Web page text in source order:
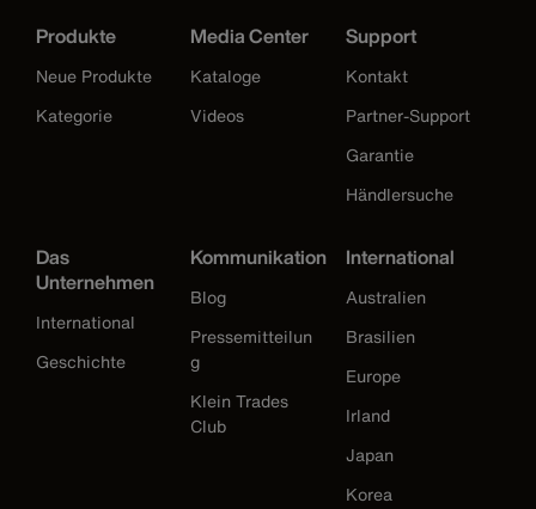
Produkte
Neue Produkte
Kategorie
Media Center
Kataloge
Videos
Support
Kontakt
Partner-Support
Garantie
Händlersuche
Das
Unternehmen
International
Geschichte
Kommunikation
Blog
Pressemitteilun
g
Klein Trades
Club
International
Australien
Brasilien
Europe
Irland
Japan
Korea